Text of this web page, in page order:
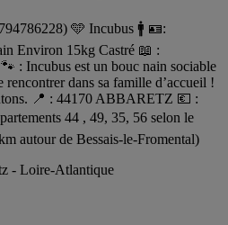
🩵 Incubus 🚹 🪪:
Environ 15kg Castré 📖 :
: Incubus est un bouc nain sociable
rencontrer dans sa famille d’accueil !
📍 : 44170 ABBARETZ 💶 :
44 , 49, 35, 56 selon le
autour de Bessais-le-Fromental)
- Loire-Atlantique